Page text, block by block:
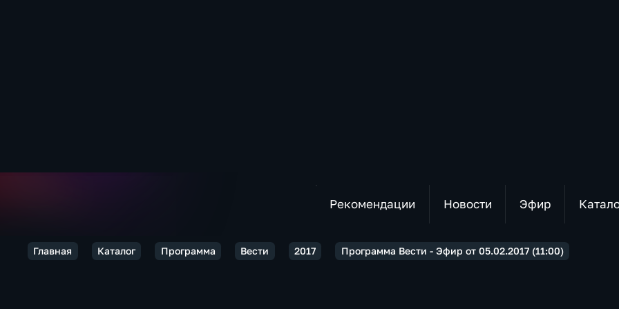
Рекомендации Новости Эфир
Главная Каталог Программа Вести 2017 Программа Вести - Эфир от 05.02.2017 (11:00)